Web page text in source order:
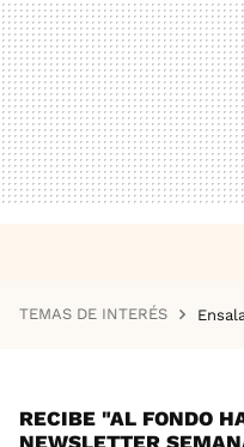
TEMAS DE INTERÉS
RECIBE "AL FONDO